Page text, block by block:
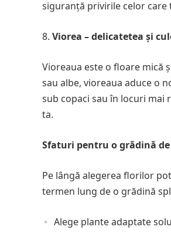
siguranță privirile celor care
Viorea – delicatetea și
Vioreaua este o floare mică
sau albe, vioreaua aduce o
sub copaci sau în locuri mai
ta.
Sfaturi pentru o grădină
Pe lângă alegerea florilor
termen lung de o grădină
Alege plante adaptate